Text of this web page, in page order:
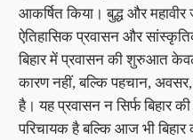
आकर्षित किया। बुद्ध और महावीर
ऐतिहासिक प्रवासन और
बिहार में प्रवासन की शुरुआत
कारण नहीं, बल्कि पहचान,
है। यह प्रवासन न सिर्फ बिहार
परिचायक है बल्कि आज भी